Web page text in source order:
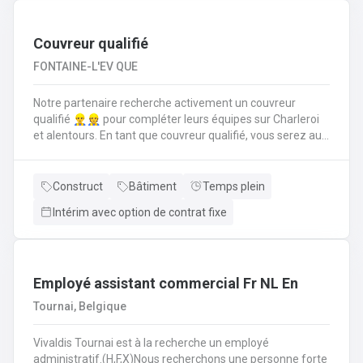
solutions aux diverses demandes de disponibilités
Couvreur qualifié
FONTAINE-L'EV QUE
Notre partenaire recherche activement un couvreur
qualifié 👷‍♂️👷 pour compléter leurs équipes sur Charleroi
et alentours. En tant que couvreur qualifié, vous serez au
règles de l'art. Vos responsabilités clés en tant que
matériaux de couverture (tuiles, ardoises, zinc, etc.) en
toiture.Inspecter, réparer et entretenir les toitures
d'éléments).Garantir la sécurité constante du chantier
Construct Bâtiment
Temps plein
Intérim avec option de contrat fixe
Employé assistant commercial Fr NL En
Tournai, Belgique
Vivaldis Tournai est à la recherche un employé
administratif.(H,F,X)Nous recherchons une personne forte